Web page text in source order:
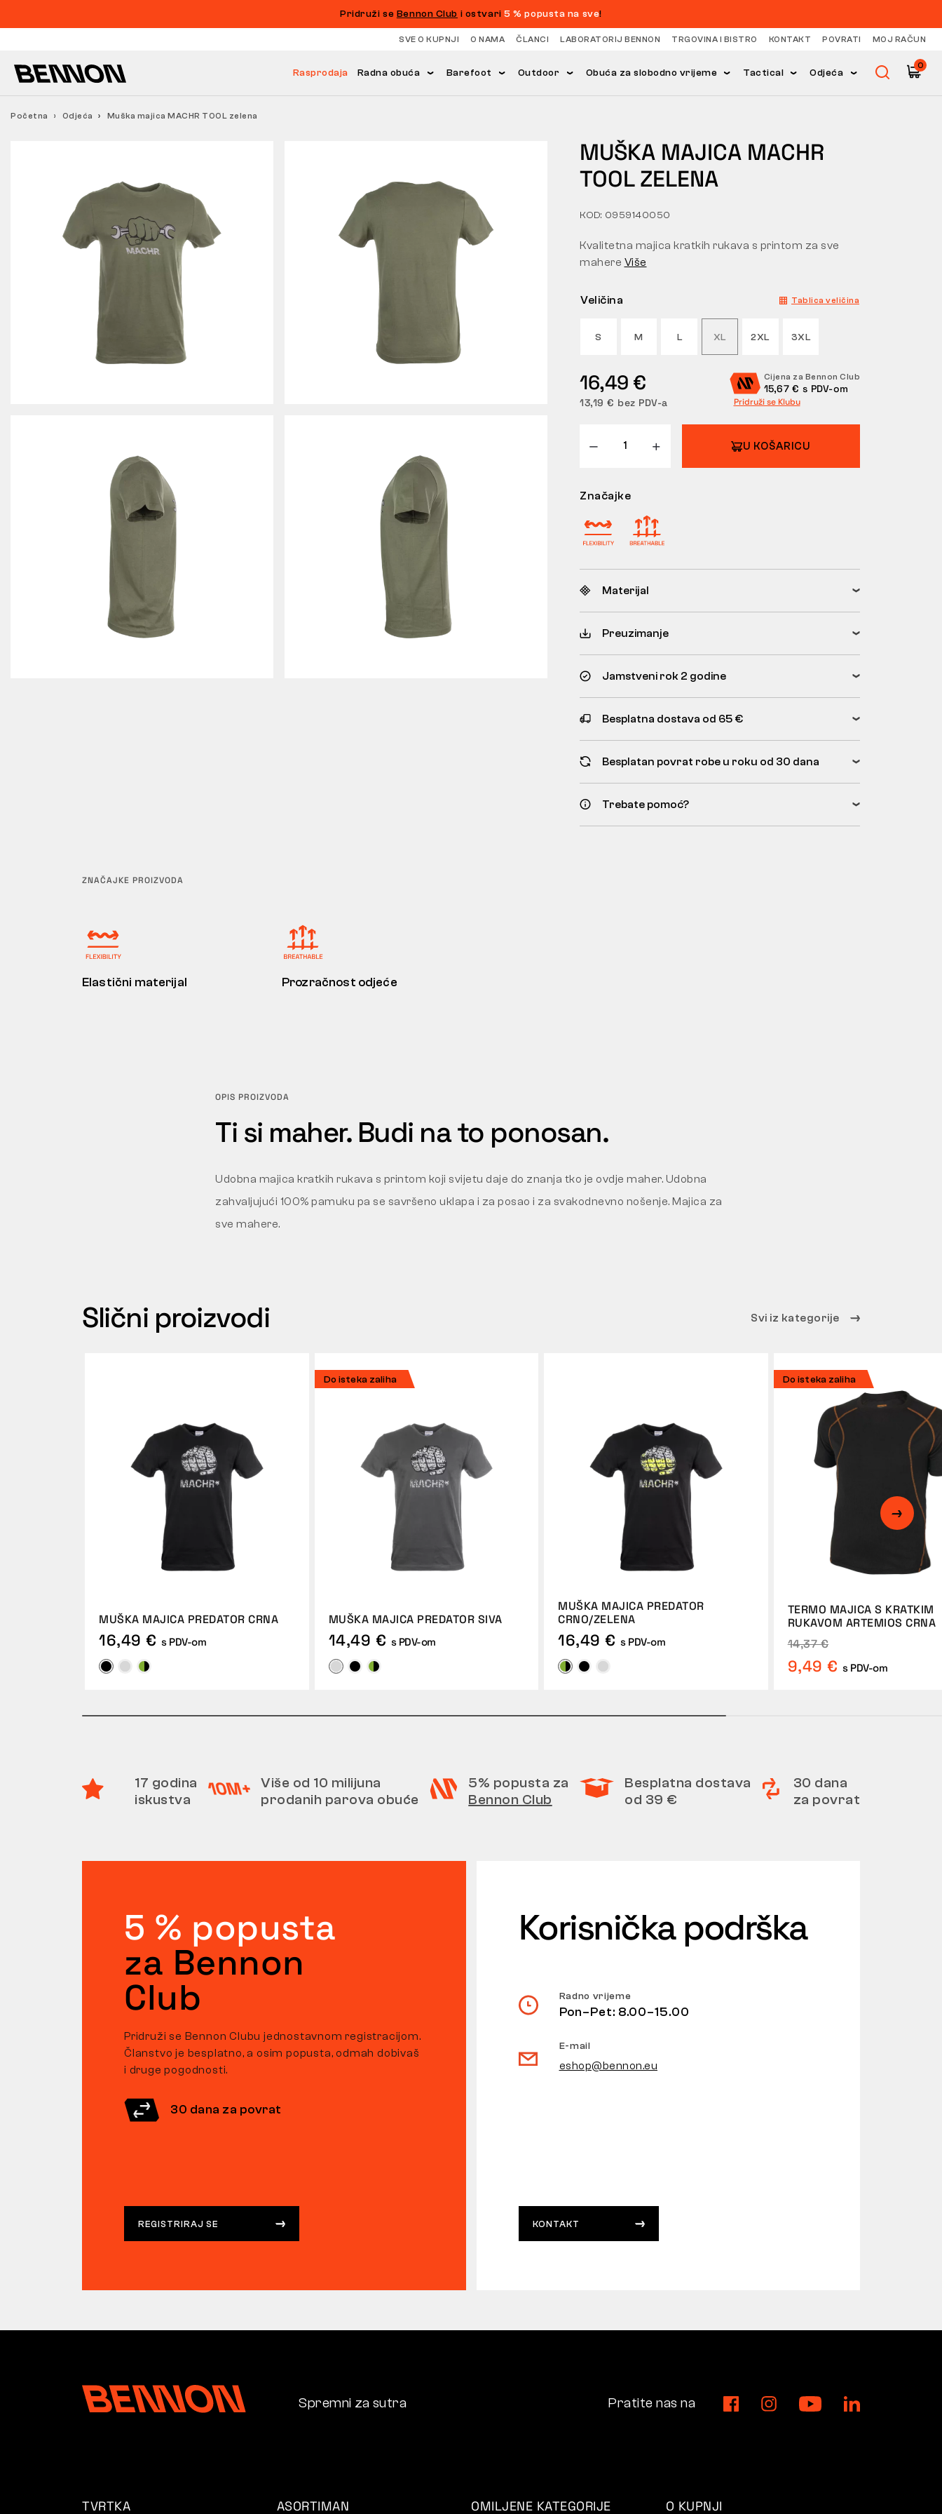
Pridruži se Bennon Club i ostvari5 % popusta na sve!
SVE O KUPNJI O NAMA ČLANCI LABORATORIJ BENNON TRGOVINA I BISTRO KONTAKT POVRATI MOJ RAČUN
Rasprodaja Radna obuća Barefoot Outdoor Obuća za slobodno vrijeme Tactical Odjeća
0
Početna Odjeća Muška majica MACHR TOOL zelena
MUŠKA MAJICA MACHR
TOOL ZELENA
KOD: 0959140050
Veličina Tablica veličina
S M L XL 2XL 3XL
16,49 €
13,19 € bez PDV-a
Cijena za Bennon Club
15,67 € s PDV-om
Pridruži se Klubu
U KOŠARICU
Značajke
Kvalitetna majica kratkih rukava s printom za sve
mahere Više
Materijal
Preuzimanje
Jamstveni rok 2 godine
Besplatna dostava od 65 €
Besplatan povrat robe u roku od 30 dana
Trebate pomoć?
ZNAČAJKE PROIZVODA
Elastični materijal Prozračnost odjeće
OPIS PROIZVODA
Ti si maher. Budi na to ponosan.
Udobna majica kratkih rukava s printom koji svijetu daje do znanja tko je ovdje maher. Udobna
zahvaljujući 100% pamuku pa se savršeno uklapa i za posao i za svakodnevno nošenje. Majica za
sve mahere.
Slični proizvodi Svi iz kategorije
MUŠKA MAJICA PREDATOR CRNA
16,49 € s PDV-om
Do isteka zaliha
MUŠKA MAJICA PREDATOR SIVA
14,49 € s PDV-om
MUŠKA MAJICA PREDATOR
CRNO/ZELENA
16,49 € s PDV-om
Do isteka zaliha
TERMO MAJICA S KRATKIM
RUKAVOM ARTEMIOS CRNA
14,37 €
9,49 €s PDV-om
17 godina
iskustva
Više od 10 milijuna
prodanih parova obuće
5% popusta za
Bennon Club
Besplatna dostava
od 39 €
30 dana
za povrat
5 % popusta
za Bennon
Club
Pridruži se Bennon Clubu jednostavnom registracijom.
Članstvo je besplatno, a osim popusta, odmah dobivaš
i druge pogodnosti.
30 dana za povrat
REGISTRIRAJ SE
Korisnička podrška
Radno vrijeme
Pon–Pet: 8.00–15.00
E-mail
eshop@bennon.eu
KONTAKT
Spremni za sutra Pratite nas na
TVRTKA ASORTIMAN OMILJENE KATEGORIJE O KUPNJI